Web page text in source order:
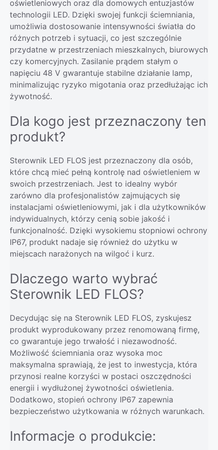
oświetleniowych oraz dla domowych entuzjastów
technologii LED. Dzięki swojej funkcji ściemniania,
umożliwia dostosowanie intensywności światła do
różnych potrzeb i sytuacji, co jest szczególnie
przydatne w przestrzeniach mieszkalnych, biurowych
czy komercyjnych. Zasilanie prądem stałym o
napięciu 48 V gwarantuje stabilne działanie lamp,
minimalizując ryzyko migotania oraz przedłużając ich
żywotność.
Dla kogo jest przeznaczony ten
produkt?
Sterownik LED FLOS jest przeznaczony dla osób,
które chcą mieć pełną kontrolę nad oświetleniem w
swoich przestrzeniach. Jest to idealny wybór
zarówno dla profesjonalistów zajmujących się
instalacjami oświetleniowymi, jak i dla użytkowników
indywidualnych, którzy cenią sobie jakość i
funkcjonalność. Dzięki wysokiemu stopniowi ochrony
IP67, produkt nadaje się również do użytku w
miejscach narażonych na wilgoć i kurz.
Dlaczego warto wybrać
Sterownik LED FLOS?
Decydując się na Sterownik LED FLOS, zyskujesz
produkt wyprodukowany przez renomowaną firmę,
co gwarantuje jego trwałość i niezawodność.
Możliwość ściemniania oraz wysoka moc
maksymalna sprawiają, że jest to inwestycja, która
przynosi realne korzyści w postaci oszczędności
energii i wydłużonej żywotności oświetlenia.
Dodatkowo, stopień ochrony IP67 zapewnia
bezpieczeństwo użytkowania w różnych warunkach.
Informacje o produkcie: